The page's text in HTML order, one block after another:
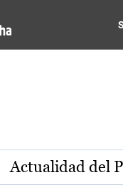
de
Actualidad del